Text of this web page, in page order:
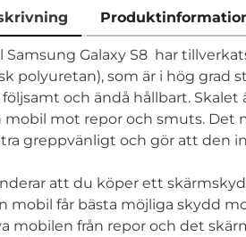
Samsung Galaxy S8 har
polyuretan), som är i hög grad
och ändå hållbart.
mot repor och smuts. Det
greppvänligt och gör att den
att du köper ett
mobil får bästa möjliga skydd
mobilen från repor och det